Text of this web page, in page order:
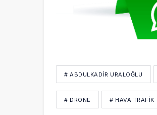
# ABDULKADIR URALOĞLU
# DRONE # HAVA TRAFIK